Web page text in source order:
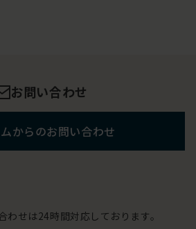
お問い合わせ
からのお問い合わせ
せは24時間対応しております。